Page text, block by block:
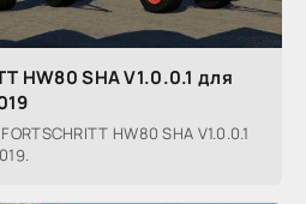
HW80 SHA V1.0.0.1 для
HW80 SHA V1.0.0.1